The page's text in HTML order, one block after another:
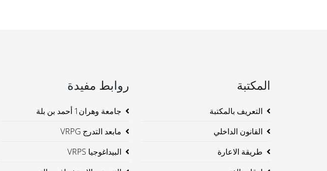
المكتبة
التعريف بالمكتبة
القانون الداخلي
طريقة الاعارة
روابط مفيدة
جامعة وهران1 أحمد بن بلة
مابعد التدرج VRPG
البيداغوجيا VRPS